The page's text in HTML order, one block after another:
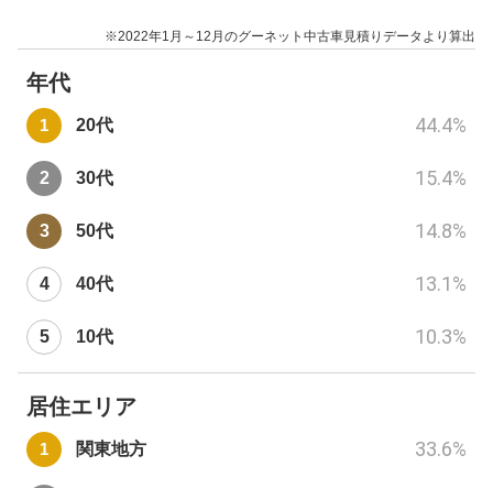
※2022年1月～12月のグーネット中古車見積りデータより算出
年代
20代 44.4%
30代 15.4%
50代 14.8%
40代 13.1%
10代 10.3%
居住エリア
関東地方 33.6%